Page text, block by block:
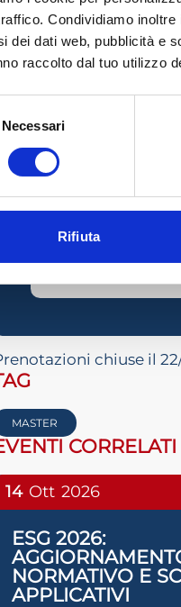
Condividiamo
dei dati web, pubblicità e
raccolto dal tuo utilizzo
Necessari
Rifiuta
12
L’evento è in
formativi validi
Consiglio
DI
ISCRITTI
NON ISCRITTI
chiuse il
MASTER
CORRELATI
14 Ott 2026
ESG 2026:
NORMATIVO E
APPLICATIVI